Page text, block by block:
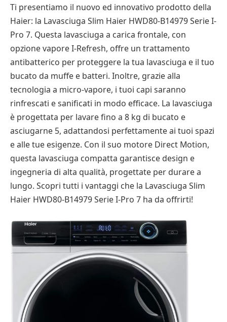
Ti presentiamo il nuovo ed innovativo prodotto della
Haier: la Lavasciuga Slim Haier HWD80-B14979 Serie I-
Pro 7. Questa lavasciuga a carica frontale, con
opzione vapore I-Refresh, offre un trattamento
antibatterico per proteggere la tua lavasciuga e il tuo
bucato da muffe e batteri. Inoltre, grazie alla
tecnologia a micro-vapore, i tuoi capi saranno
rinfrescati e sanificati in modo efficace. La lavasciuga
è progettata per lavare fino a 8 kg di bucato e
asciugarne 5, adattandosi perfettamente ai tuoi spazi
e alle tue esigenze. Con il suo motore Direct Motion,
questa lavasciuga compatta garantisce design e
ingegneria di alta qualità, progettate per durare a
lungo. Scopri tutti i vantaggi che la Lavasciuga Slim
Haier HWD80-B14979 Serie I-Pro 7 ha da offrirti!